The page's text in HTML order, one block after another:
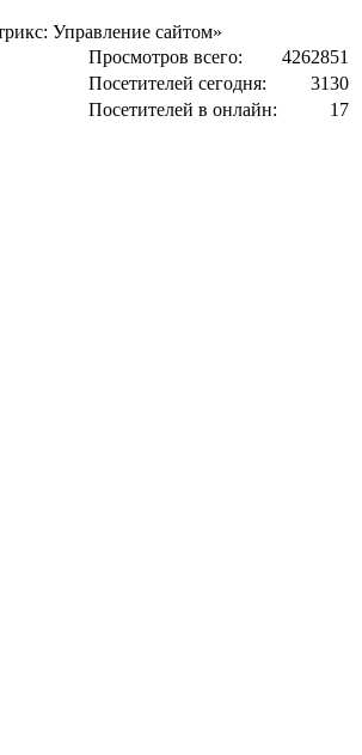
Управление сайтом»
Просмотров всего:
4262851
Посетителей сегодня:
3130
Посетителей в онлайн:
17